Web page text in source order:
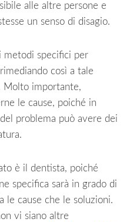
alle altre persone e
un senso di disagio.
metodi specifici per
così a tale
Molto importante,
le cause, poiché in
problema può avere dei
è il dentista, poiché
specifica sarà in grado di
le cause che le soluzioni.
vi siano altre